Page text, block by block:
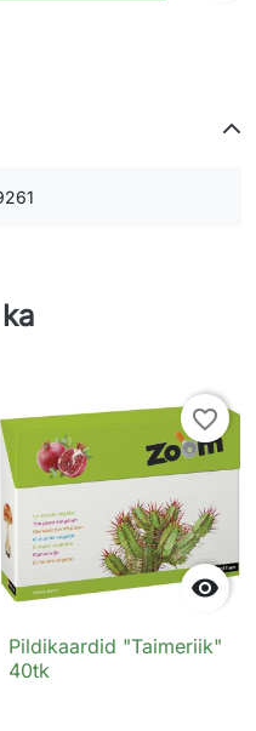

favorite_border
Pildikaardid "Taimeriik"
40tk